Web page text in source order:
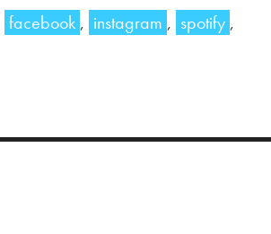
facebook , instagram , spotify ,